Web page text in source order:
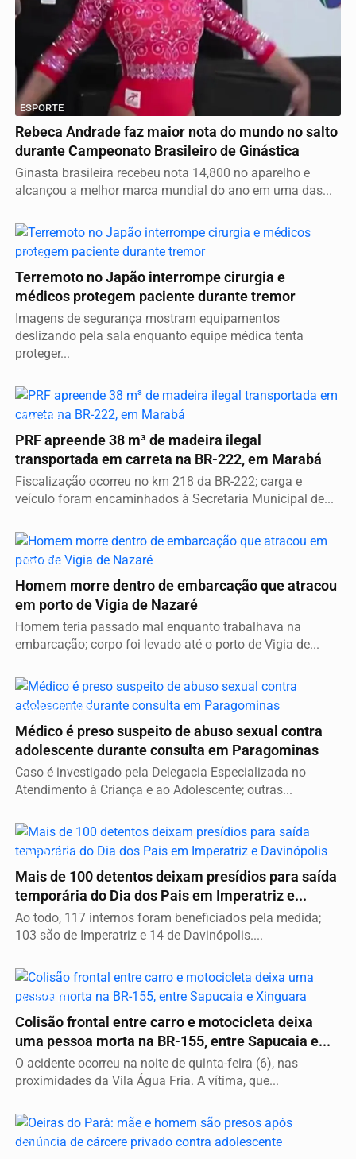
ESPORTE
Rebeca Andrade faz maior nota do mundo no salto
durante Campeonato Brasileiro de Ginástica
Ginasta brasileira recebeu nota 14,800 no aparelho e
alcançou a melhor marca mundial do ano em uma das...
GERAL
Terremoto no Japão interrompe cirurgia e
médicos protegem paciente durante tremor
Imagens de segurança mostram equipamentos
deslizando pela sala enquanto equipe médica tenta
proteger...
MARABÁ
PRF apreende 38 m³ de madeira ilegal
transportada em carreta na BR-222, em Marabá
Fiscalização ocorreu no km 218 da BR-222; carga e
veículo foram encaminhados à Secretaria Municipal de...
TRAGÉDIA
Homem morre dentro de embarcação que atracou
em porto de Vigia de Nazaré
Homem teria passado mal enquanto trabalhava na
embarcação; corpo foi levado até o porto de Vigia de...
PARAGOMINAS
Médico é preso suspeito de abuso sexual contra
adolescente durante consulta em Paragominas
Caso é investigado pela Delegacia Especializada no
Atendimento à Criança e ao Adolescente; outras...
MARANHÃO
Mais de 100 detentos deixam presídios para saída
temporária do Dia dos Pais em Imperatriz e...
Ao todo, 117 internos foram beneficiados pela medida;
103 são de Imperatriz e 14 de Davinópolis....
ACIDENTE
Colisão frontal entre carro e motocicleta deixa
uma pessoa morta na BR-155, entre Sapucaia e...
O acidente ocorreu na noite de quinta-feira (6), nas
proximidades da Vila Água Fria. A vítima, que...
POLÍCIA